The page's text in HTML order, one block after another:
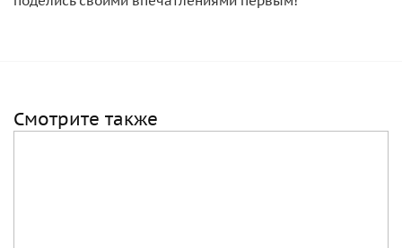
Смотрите также